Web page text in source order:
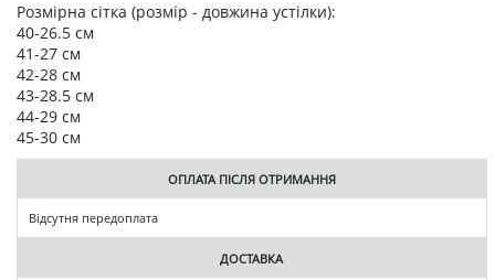
Розмірна сітка (розмір - довжина устілки):
40-26.5 см
41-27 см
42-28 см
43-28.5 см
44-29 см
45-30 см
ОПЛАТА ПІСЛЯ ОТРИМАННЯ
Відсутня передоплата
ДОСТАВКА